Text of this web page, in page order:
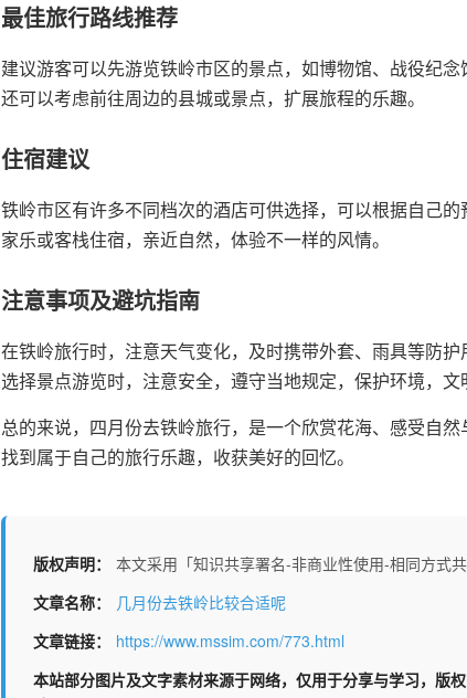
最佳旅行路线推荐
建议游客可以先游览铁岭市区的景点，如博物馆、战役纪
还可以考虑前往周边的县城或景点，扩展旅程的乐趣。
住宿建议
铁岭市区有许多不同档次的酒店可供选择，可以根据自己
家乐或客栈住宿，亲近自然，体验不一样的风情。
注意事项及避坑指南
在铁岭旅行时，注意天气变化，及时携带外套、雨具等防
选择景点游览时，注意安全，遵守当地规定，保护环境，文
总的来说，四月份去铁岭旅行，是一个欣赏花海、感受自
找到属于自己的旅行乐趣，收获美好的回忆。
版权声明：
本文采用「知识共享署名-非商业性使用-相同方式
文章名称：
几月份去铁岭比较合适呢
文章链接：
https://www.mssim.com/773.html
本站部分图片及文字素材来源于网络，仅用于分享与学习，版